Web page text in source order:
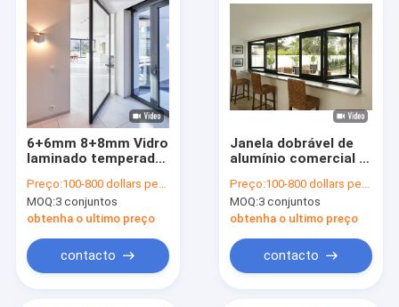
6+6mm 8+8mm Vidro
laminado temperado
Porta pivotante de
segurança em aço
Preço:100-800 dollars per set
MOQ:3 conjuntos
obtenha o ultimo preço
contacto
Janela dobrável de
alumínio comercial e
da vitrificação dobro
Preço:100-800 dollars per set
MOQ:3 conjuntos
obtenha o ultimo preço
contacto